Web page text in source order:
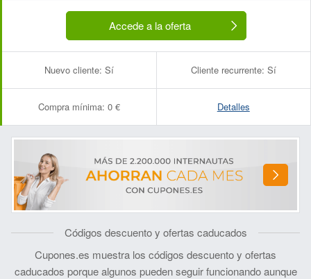
Accede a la oferta
Nuevo cliente: Sí Cliente recurrente: Sí
Compra mínima: 0 € Detalles
Códigos descuento y ofertas caducados
Cupones.es muestra los códigos descuento y ofertas
caducados porque algunos pueden seguir funcionando aunque